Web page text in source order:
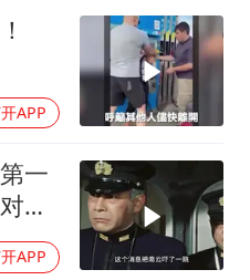
准确年龄仍未知
规划馆现“阴间座椅”字样
上海一酒店房间爬满床虱 住客反被怼
济展现强大韧性和活力
APP
一
日
APP